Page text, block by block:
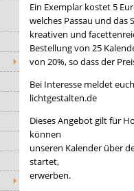
Ein Exemplar kostet 5
welches Passau und
kreativen und
Bestellung von 25
von 20%, so dass der
Bei Interesse meldet
lichtgestalten.de
Dieses Angebot gilt für
können
unseren Kalender über
startet,
erwerben.